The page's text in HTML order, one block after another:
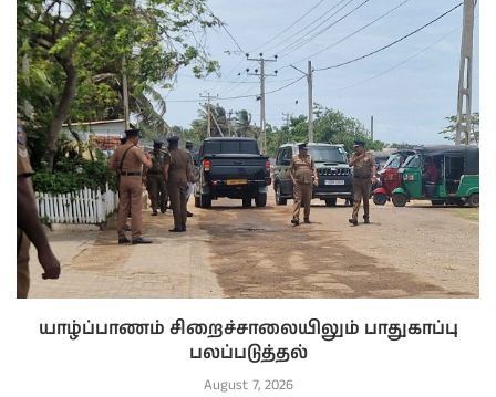
யாழ்ப்பாணம் சிறைச்சாலையிலும் பாதுகாப்பு
பலப்படுத்தல்
August 7, 2026